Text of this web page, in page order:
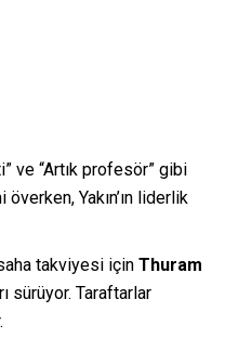
ve “Artık profesör” gibi
Yakın’ın liderlik
takviyesi için Thuram
sürüyor. Taraftarlar